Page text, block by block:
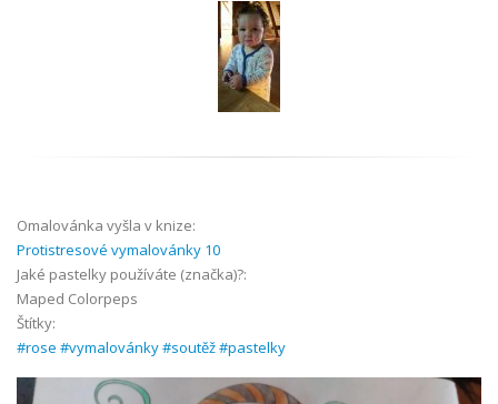
Omalovánka vyšla v knize:
Protistresové vymalovánky 10
Jaké pastelky používáte (značka)?:
Maped Colorpeps
Štítky:
#rose #vymalovánky #soutěž #pastelky